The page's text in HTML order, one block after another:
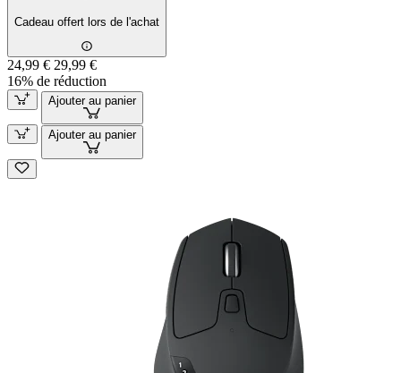
Cadeau offert lors de l'achat
24,99 € 29,99 €
16% de réduction
Ajouter au panier
Ajouter au panier